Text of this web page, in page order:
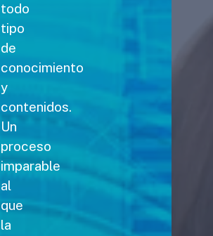
todo
tipo
de
conocimiento
y
contenidos.
Un
proceso
imparable
al
que
la